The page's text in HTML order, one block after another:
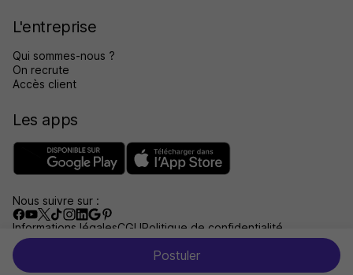
Postuler
L'entreprise
Qui sommes-nous ?
On recrute
Accès client
Les apps
Nous suivre sur :
Informations légalesCGUPolitique de confidentialité
Gérer les traceursAccessibilité : non conforme
Aide et contact